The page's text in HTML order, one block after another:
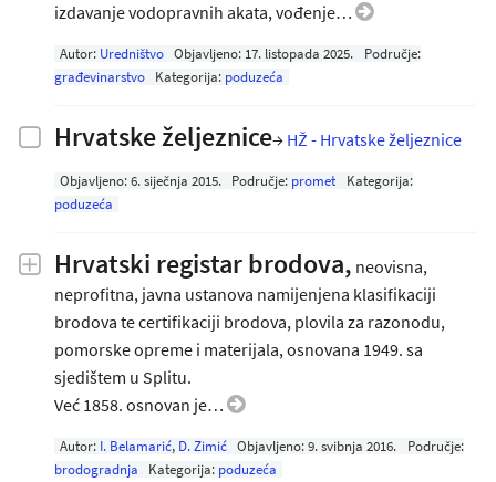
izdavanje vodopravnih akata, vođenje…
Autor: Uredništvo Objavljeno: 17. listopada 2025.
Područje:
građevinarstvo
Kategorija: poduzeća
Hrvatske željeznice→ HŽ - Hrvatske željeznice
Objavljeno: 6. siječnja 2015. Područje: promet
Kategorija:
poduzeća
Hrvatski registar brodova, neovisna,
neprofitna, javna ustanova namijenjena klasifikaciji
brodova te certifikaciji brodova, plovila za razonodu,
pomorske opreme i materijala, osnovana 1949. sa
sjedištem u Splitu.
Već 1858. osnovan je…
Autor: I. Belamarić, D. Zimić Objavljeno:9. svibnja 2016.
Područje:
brodogradnja
Kategorija: poduzeća